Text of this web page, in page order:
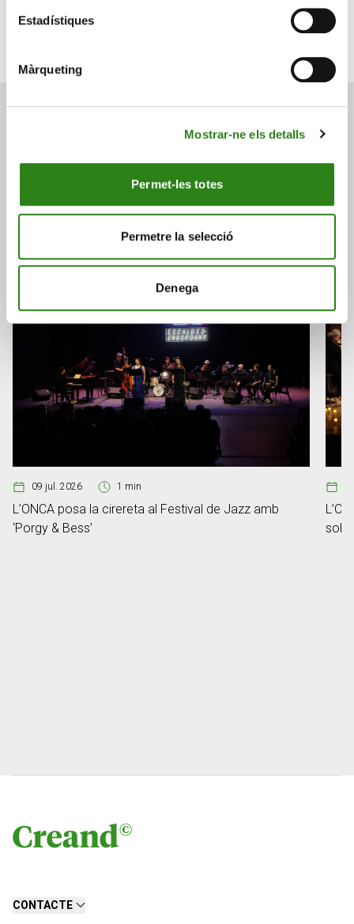
Estadístiques
Màrqueting
Mostrar-ne els detalls
Permet-les totes
Permetre la selecció
Denega
També et pot interessar
09 jul. 2026 1 min
L’ONCA posa la cirereta al Festival de Jazz amb
‘Porgy & Bess’
CONTACTE